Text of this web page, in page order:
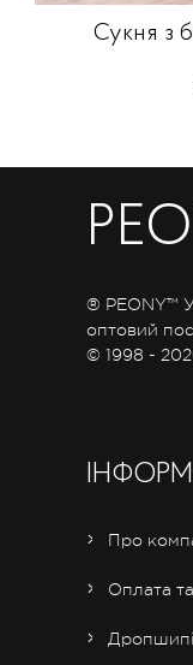
Сукня з
® PEONY™
оптовий
© 1998 -
Про
Оплата